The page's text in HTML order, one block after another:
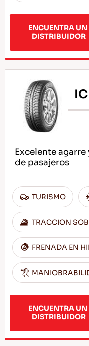
ENCUENTRA UN
DISTRIBUIDOR
Excelente
de pasajeros
TURISMO
TRACCION
FRENADA EN
ENCUENTRA UN
DISTRIBUIDOR